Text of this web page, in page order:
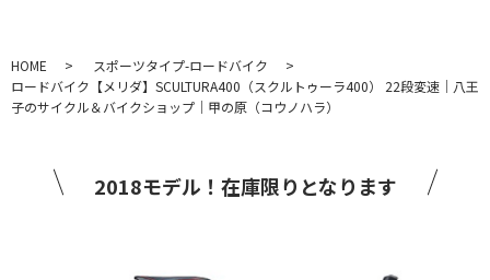
HOME
スポーツタイプ-ロードバイク
ロードバイク【メリダ】SCULTURA400（スクルトゥーラ400） 22段変速｜八王
子のサイクル＆バイクショップ｜甲の原（コウノハラ）
2018モデル！在庫限りとなります